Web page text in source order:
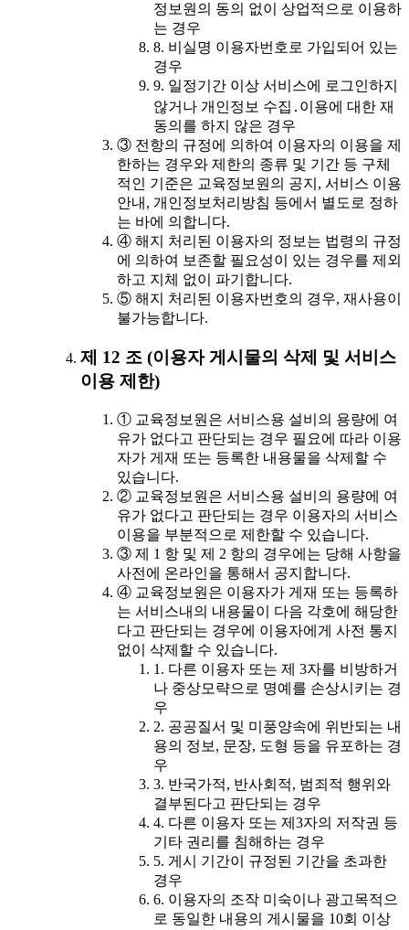
정보원의 동의 없이 상업적으로 이용하
는 경우
8. 비실명 이용자번호로 가입되어 있는
경우
9. 일정기간 이상 서비스에 로그인하지
않거나 개인정보 수집․이용에 대한 재
동의를 하지 않은 경우
③ 전항의 규정에 의하여 이용자의 이용을 제
한하는 경우와 제한의 종류 및 기간 등 구체
적인 기준은 교육정보원의 공지, 서비스 이용
안내, 개인정보처리방침 등에서 별도로 정하
는 바에 의합니다.
④ 해지 처리된 이용자의 정보는 법령의 규정
에 의하여 보존할 필요성이 있는 경우를 제외
하고 지체 없이 파기합니다.
⑤ 해지 처리된 이용자번호의 경우, 재사용이
불가능합니다.
제 12 조 (이용자 게시물의 삭제 및 서비스
이용 제한)
① 교육정보원은 서비스용 설비의 용량에 여
유가 없다고 판단되는 경우 필요에 따라 이용
자가 게재 또는 등록한 내용물을 삭제할 수
있습니다.
② 교육정보원은 서비스용 설비의 용량에 여
유가 없다고 판단되는 경우 이용자의 서비스
이용을 부분적으로 제한할 수 있습니다.
③ 제 1 항 및 제 2 항의 경우에는 당해 사항을
사전에 온라인을 통해서 공지합니다.
④ 교육정보원은 이용자가 게재 또는 등록하
는 서비스내의 내용물이 다음 각호에 해당한
다고 판단되는 경우에 이용자에게 사전 통지
없이 삭제할 수 있습니다.
1. 다른 이용자 또는 제 3자를 비방하거
나 중상모략으로 명예를 손상시키는 경
우
2. 공공질서 및 미풍양속에 위반되는 내
용의 정보, 문장, 도형 등을 유포하는 경
우
3. 반국가적, 반사회적, 범죄적 행위와
결부된다고 판단되는 경우
4. 다른 이용자 또는 제3자의 저작권 등
기타 권리를 침해하는 경우
5. 게시 기간이 규정된 기간을 초과한
경우
6. 이용자의 조작 미숙이나 광고목적으
로 동일한 내용의 게시물을 10회 이상